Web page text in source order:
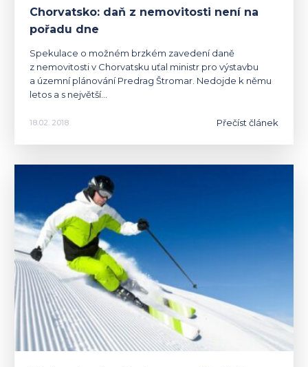
Chorvatsko: daň z nemovitosti není na
pořadu dne
Spekulace o možném brzkém zavedení daně
z nemovitosti v Chorvatsku uťal ministr pro výstavbu
a územní plánování Predrag Štromar. Nedojde k němu
letos a s největší…
18.02. 2018 Přečíst článek